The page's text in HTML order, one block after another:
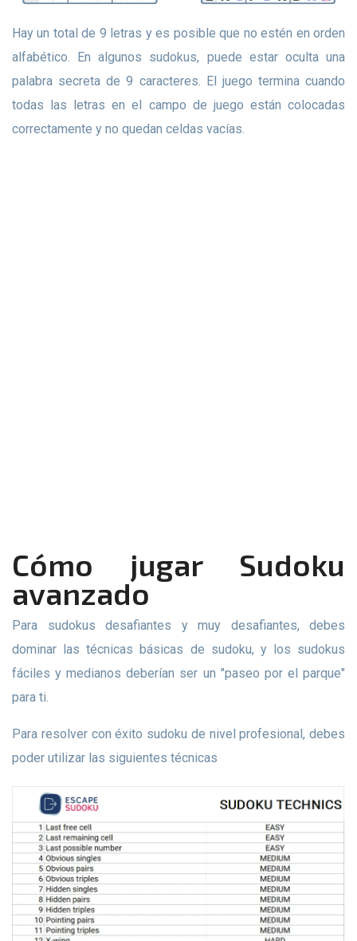
Hay un total de 9 letras y es posible que no estén en orden
alfabético. En algunos sudokus, puede estar oculta una
palabra secreta de 9 caracteres. El juego termina cuando
todas las letras en el campo de juego están colocadas
correctamente y no quedan celdas vacías.
Cómo jugar Sudoku
avanzado
Para sudokus desafiantes y muy desafiantes, debes
dominar las técnicas básicas de sudoku, y los sudokus
fáciles y medianos deberían ser un "paseo por el parque"
para ti.
Para resolver con éxito sudoku de nivel profesional, debes
poder utilizar las siguientes técnicas